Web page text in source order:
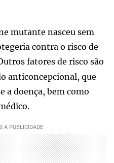
mutante nasceu sem
contra o risco de
fatores de risco são
anticoncepcional, que
a doença, bem como